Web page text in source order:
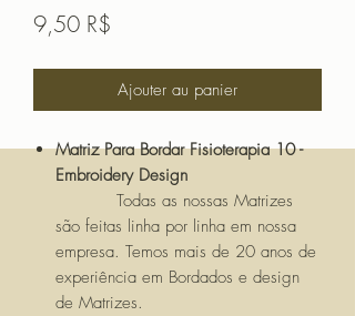
9,50 R$
Ajouter au panier
Matriz Para Bordar Fisioterapia 10 -
Embroidery Design
Todas as nossas Matrizes
são feitas linha por linha em nossa
empresa. Temos mais de 20 anos de
experiência em Bordados e design
de Matrizes.